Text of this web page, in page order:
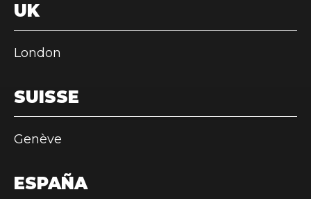
UK
London
SUISSE
Genève
ESPAÑA